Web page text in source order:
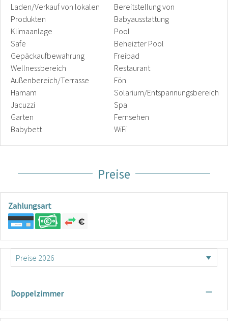
Laden/Verkauf von lokalen
Produkten
Klimaanlage
Safe
Gepäckaufbewahrung
Wellnessbereich
Außenbereich/Terrasse
Hamam
Jacuzzi
Garten
Babybett
Bereitstellung von
Babyausstattung
Pool
Beheizter Pool
Freibad
Restaurant
Fön
Solarium/Entspannungsbereich
Spa
Fernsehen
WiFi
Preise
Zahlungsart
Doppelzimmer —